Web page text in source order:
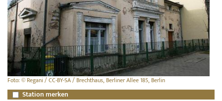
Foto: © Regani / CC-BY-SA / Brechthaus, Berliner Allee 185, Berlin
Station merken